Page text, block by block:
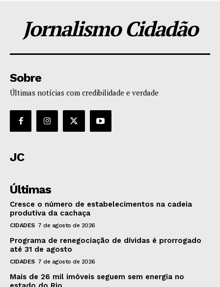
Jornalismo Cidadão
Sobre
Últimas notícias com credibilidade e verdade
JC
Últimas
Cresce o número de estabelecimentos na cadeia
produtiva da cachaça
CIDADES 7 de agosto de 2026
Programa de renegociação de dívidas é prorrogado
até 31 de agosto
CIDADES 7 de agosto de 2026
Mais de 26 mil imóveis seguem sem energia no